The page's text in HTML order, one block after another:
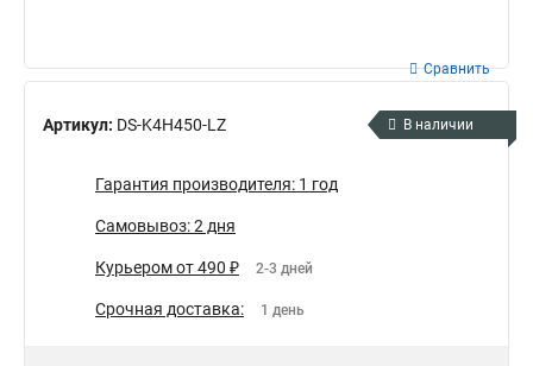
Артикул: DS-K4H450-LZ
Сравнить
В наличии
Гарантия производителя: 1 год
Самовывоз: 2 дня
Курьером от 490 ₽ 2-3 дней
Срочная доставка: 1 день